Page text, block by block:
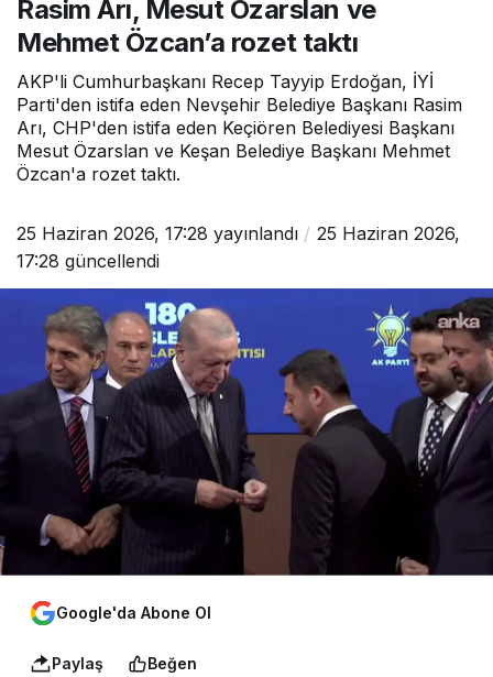
Rasim Arı, Mesut Özarslan ve
Mehmet Özcan’a rozet taktı
AKP'li Cumhurbaşkanı Recep Tayyip Erdoğan, İYİ
Parti'den istifa eden Nevşehir Belediye Başkanı Rasim
Arı, CHP'den istifa eden Keçiören Belediyesi Başkanı
Mesut Özarslan ve Keşan Belediye Başkanı Mehmet
Özcan'a rozet taktı.
25 Haziran 2026, 17:28 yayınlandı
25 Haziran 2026,
17:28 güncellendi
Google'da Abone Ol
Paylaş Beğen